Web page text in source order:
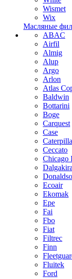
Wismet
Wix
Масляные
ABAC
Airfil
Almig
Alup
Argo
Arlon
Atlas
Baldwin
Bottarini
Boge
Carquest
Case
Ceccato
Chicago
Ecoair
Ekomak
Epe
Fai
Fbo
Fiat
Filtrec
Finn
Fluitek
Ford